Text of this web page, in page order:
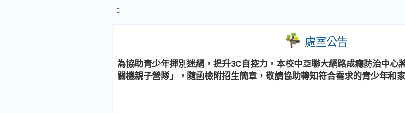
:::
處室公告
為協助青少年揮別迷網，提升3C自控力，本校中亞聯大網路成癮防治中心
關機親子營隊」，隨函檢附招生簡章，敬請協助轉知符合需求的青少年和